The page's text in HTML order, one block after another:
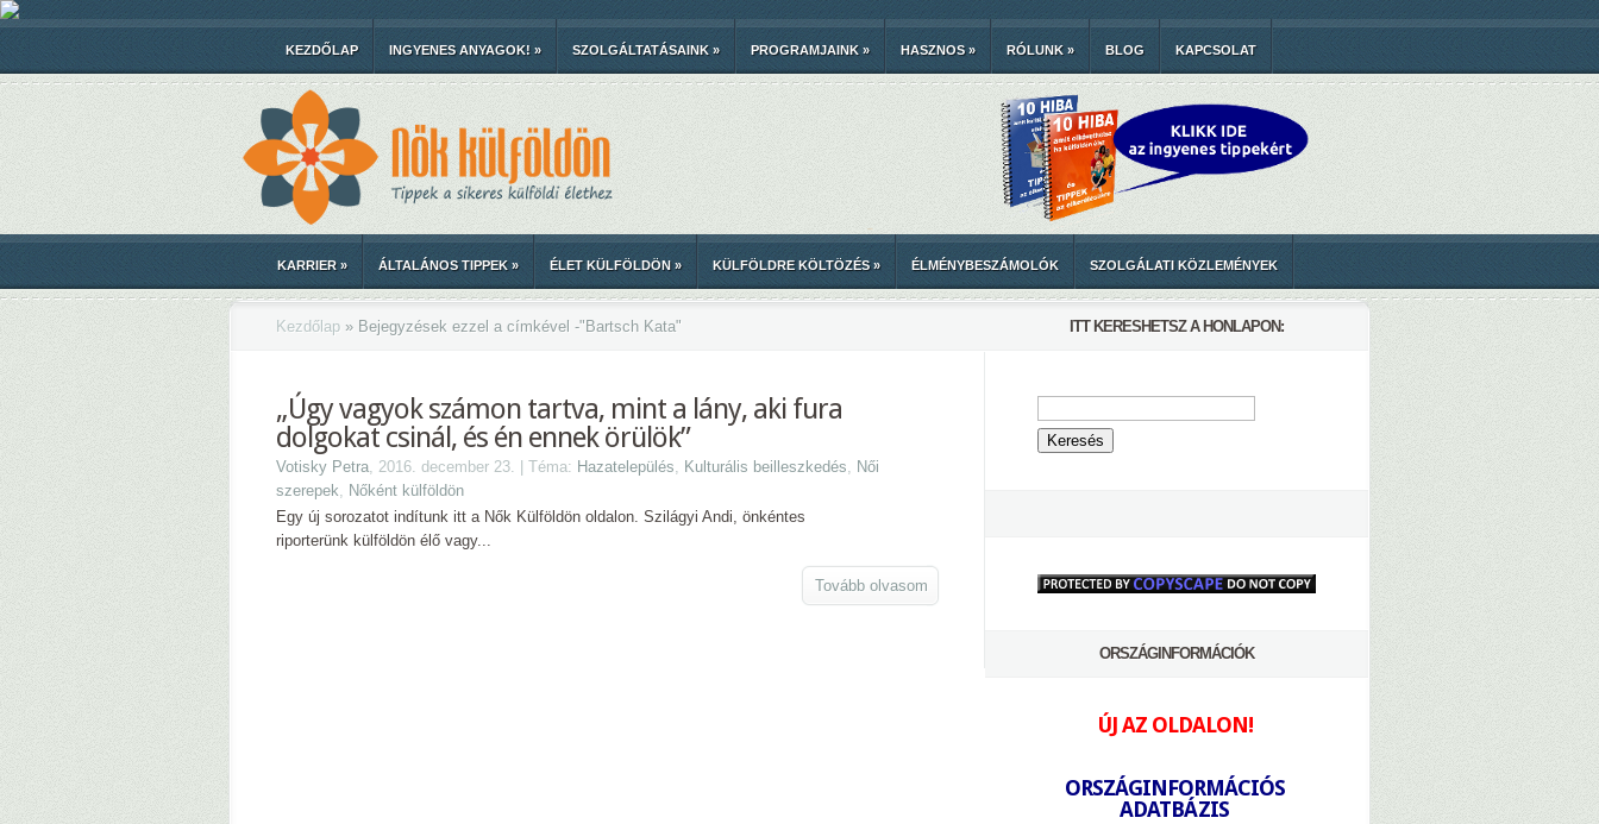
KEZDŐLAP INGYENES ANYAGOK! » SZOLGÁLTATÁSAINK » PROGRAMJAINK » HASZNOS» RÓLUNK » BLOG KAPCSOLAT
KARRIER» ÁLTALÁNOS TIPPEK » ÉLET KÜLFÖLDÖN » KÜLFÖLDRE KÖLTÖZÉS» ÉLMÉNYBESZÁMOLÓK SZOLGÁLATI KÖZLEMÉNYEK
Kezdőlap » Bejegyzések ezzel a címkével -" Bartsch Kata"
„Úgy vagyok számon tartva, mint a lány, aki fura
dolgokat csinál, és én ennek örülök”
Votisky Petra, 2016. december 23. | Téma: Hazatelepülés, Kulturális beilleszkedés, Női
szerepek, Nőként külföldön
Egy új sorozatot indítunk itt a Nők Külföldön oldalon. Szilágyi Andi, önkéntes
riporterünk külföldön élő vagy...
Tovább olvasom
ITT KERESHETSZ A HONLAPON:
ORSZÁGINFORMÁCIÓK
ÚJ AZ OLDALON!
ORSZÁGINFORMÁCIÓS
ADATBÁZIS